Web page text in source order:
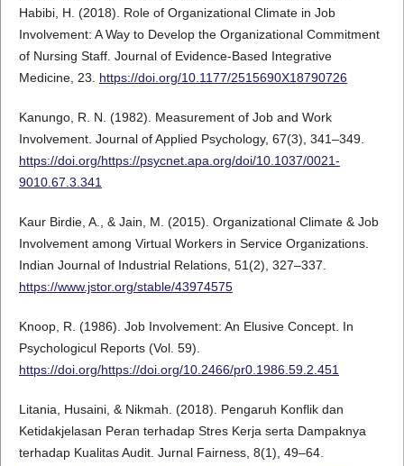
Habibi, H. (2018). Role of Organizational Climate in Job
Involvement: A Way to Develop the Organizational Commitment
of Nursing Staff. Journal of Evidence-Based Integrative
Medicine, 23. https://doi.org/10.1177/2515690X18790726
Kanungo, R. N. (1982). Measurement of Job and Work
Involvement. Journal of Applied Psychology, 67(3), 341–349.
https://doi.org/https://psycnet.apa.org/doi/10.1037/0021-
9010.67.3.341
Kaur Birdie, A., & Jain, M. (2015). Organizational Climate & Job
Involvement among Virtual Workers in Service Organizations.
Indian Journal of Industrial Relations, 51(2), 327–337.
https://www.jstor.org/stable/43974575
Knoop, R. (1986). Job Involvement: An Elusive Concept. In
Psychologicul Reports (Vol. 59).
https://doi.org/https://doi.org/10.2466/pr0.1986.59.2.451
Litania, Husaini, & Nikmah. (2018). Pengaruh Konflik dan
Ketidakjelasan Peran terhadap Stres Kerja serta Dampaknya
terhadap Kualitas Audit. Jurnal Fairness, 8(1), 49–64.